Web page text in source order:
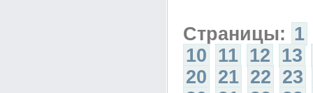
Страницы: 1
10 11 12 13
20 21 22 23